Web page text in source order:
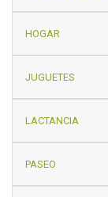
HOGAR
JUGUETES
LACTANCIA
PASEO